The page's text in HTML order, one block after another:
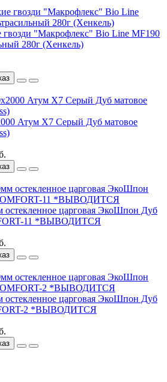
"Макрофлекс" Bio Line MF190
280г (Хенкель)
Атум Х7 Серый Дуб матовое
остекленное царговая ЭкоШпон Дуб
11 *ВЫВОДИТСЯ
остекленное царговая ЭкоШпон Дуб
2 *ВЫВОДИТСЯ